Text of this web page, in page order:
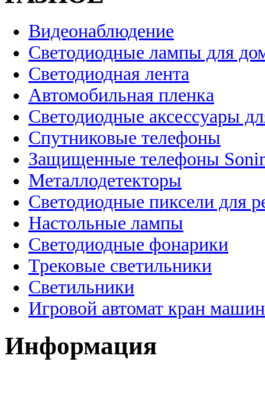
Видеонаблюдение
Светодиодные лампы для
Светодиодная лента
Автомобильная пленка
Светодиодные аксессуары
Спутниковые телефоны
Защищенные телефоны
Металлодетекторы
Светодиодные пиксели для
Настольные лампы
Светодиодные фонарики
Трековые светильники
Светильники
Игровой автомат кран
Информация